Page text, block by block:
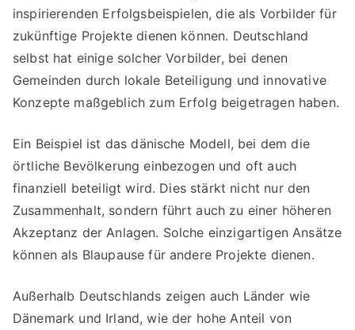
inspirierenden Erfolgsbeispielen, die als Vorbilder für
zukünftige Projekte dienen können. Deutschland
selbst hat einige solcher Vorbilder, bei denen
Gemeinden durch lokale Beteiligung und innovative
Konzepte maßgeblich zum Erfolg beigetragen haben.
Ein Beispiel ist das dänische Modell, bei dem die
örtliche Bevölkerung einbezogen und oft auch
finanziell beteiligt wird. Dies stärkt nicht nur den
Zusammenhalt, sondern führt auch zu einer höheren
Akzeptanz der Anlagen. Solche einzigartigen Ansätze
können als Blaupause für andere Projekte dienen.
Außerhalb Deutschlands zeigen auch Länder wie
Dänemark und Irland, wie der hohe Anteil von